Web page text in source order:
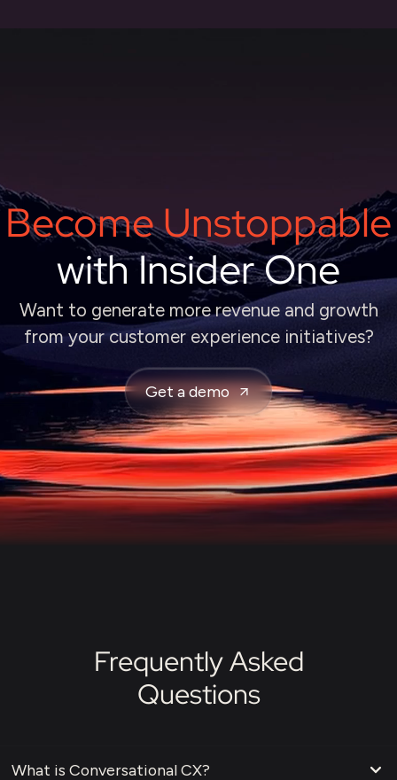
Become Unstoppable
with Insider One
Want to generate more revenue and growth
from your customer experience initiatives?
Get a demo
Frequently Asked
Questions
What is Conversational CX?